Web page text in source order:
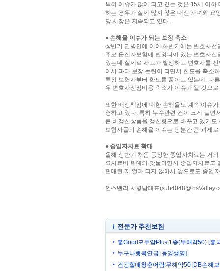
특히 이슈가 많이 되고 있는 것은 15세 이
하는 경우가 실제 많지 않은 대신 자녀와 요
당 시장은 지속되고 있다.
● 손해율 이슈가 되는 보장 축소
상반기 간병인에 이어 하반기에는 변호사
주로 운전자보험에 반영되어 있는 변호사
있는데 실제로 사고가 발생하고 변호사를
어서 과다 보장 논란이 되면서 한도를 축소
특정 보험사부터 한도를 줄이고 있는데, 다
우 변호사선임비용 축소가 이슈가 될 것으로
또한 배상책임에 대한 손해율도 계속 이슈
영하고 있다. 특히 누수관련 건이 크게 늘면
큰 비갱신상품을 갱신형으로 바꾸고 있기도
보험사들의 손해율 이슈는 당분간 큰 과제
● 중입자치료 확대
올해 상반기 처음 등장한 중입자치료는 거
요치료비 확대와 맞물리면서 중입자치료도
판매된 지 얼마 되지 않아서 앞으로도 중입
인스밸리 서병남대표
전문가 추천보험
흥Good모두암Plus:1종(무해약50) [흥
누구나행복연금 [동양생명]
건강할때청춘어람:무해약50 [DB손해